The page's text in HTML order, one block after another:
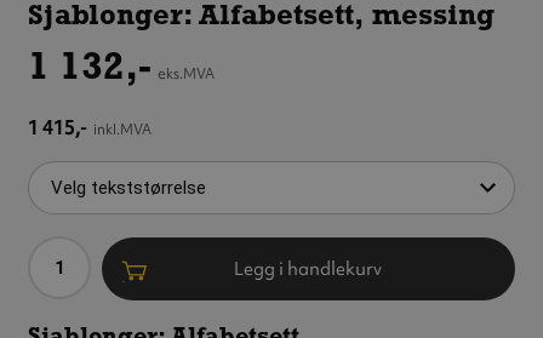
messing
Sjablonger: Alfabetsett, messing
1 132,- eks.MVA
1 415,- inkl.MVA
Antall Legg i handlekurv